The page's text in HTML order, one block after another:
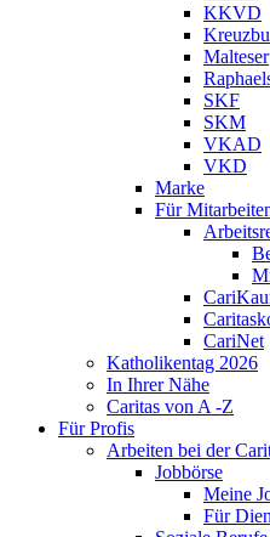
KKVD
Malteser
SKF
SKM
VKAD
VKD
Marke
Für
CariNet
Katholikentag 2026
In Ihrer Nähe
Caritas von A -Z
Für Profis
Arbeiten bei der
Jobbörse
Meine
Für